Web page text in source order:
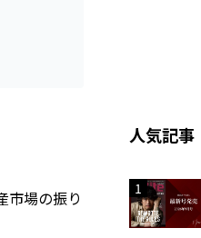
市場の振り
人気記事
1